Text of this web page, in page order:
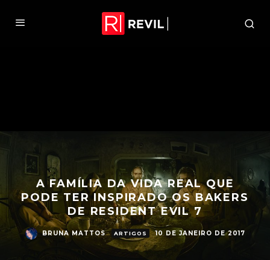
A FAMÍLIA DA VIDA REAL QUE
PODE TER INSPIRADO OS BAKERS
DE RESIDENT EVIL 7
BRUNA MATTOS ARTIGOS 10 DE JANEIRO DE 2017